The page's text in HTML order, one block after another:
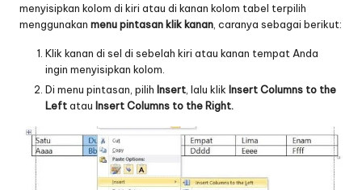
menyisipkan kolom di kiri atau di kanan kolom tabel terpilih
menggunakan menu pintasan klik kanan , caranya sebagai berikut:
Klik kanan di sel di sebelah kiri atau kanan tempat Anda
ingin menyisipkan kolom.
Di menu pintasan, pilih Insert , lalu klik Insert Columns to the
Leftatau Insert Columns to the Right.